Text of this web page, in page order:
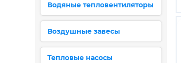
Водяные тепловентиляторы
Воздушные завесы
Тепловые насосы